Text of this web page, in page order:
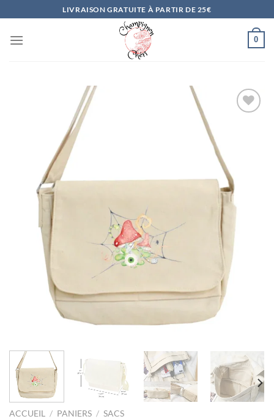
au
contenu
LIVRAISON GRATUITE À PARTIR DE 25€
0
d’envies
ACCUEIL / PANIERS / SACS